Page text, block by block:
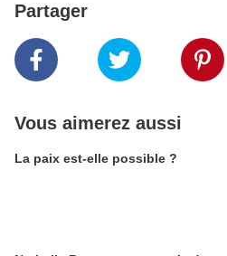
Partager
Vous aimerez aussi
La paix est-elle possible ?